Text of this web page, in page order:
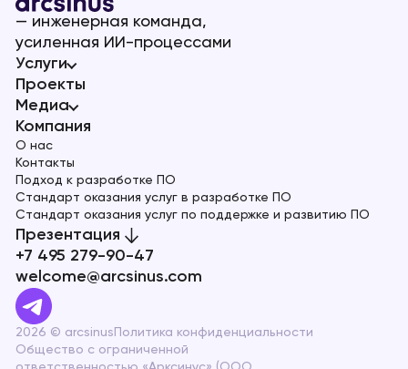
— инженерная команда,
усиленная ИИ-процессами
Услуги
Проекты
Медиа
Компания
О нас
Контакты
Подход к разработке ПО
Стандарт оказания услуг в разработке ПО
Стандарт оказания услуг по поддержке и развитию ПО
Презентация
+7 495 279-90-47
welcome@arcsinus.com
2026 © arcsinus Политика конфиденциальности
Общество с ограниченной